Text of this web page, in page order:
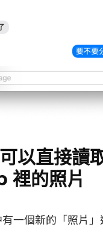
以直接讀
裡的照片
有一個新的「照片